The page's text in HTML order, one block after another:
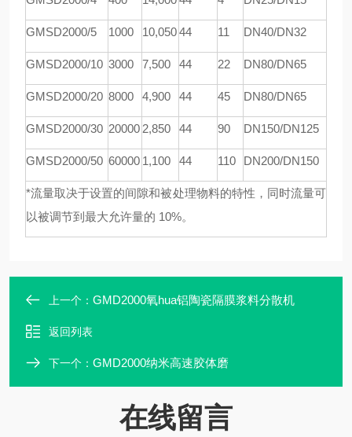
GMSD2000/5 1000 10,05044 11 DN40/DN32
GMSD2000/10 3000 7,500 44 22 DN80/DN65
GMSD2000/20 8000 4,900 44 45 DN80/DN65
GMSD2000/30 20000 2,850 44 90 DN150/DN125
GMSD2000/50 60000 1,100 44 110 DN200/DN150
*流量取决于设置的间隙和被处理物料的特性，同时流量可
以被调节到最大允许量的 10%。
上一个： GMD2000氧hua铝陶瓷隔膜浆料分散机
返回列表
下一个： GMD2000纳米高速胶体磨
在线留言